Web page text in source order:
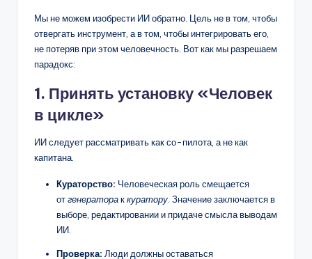
Мы не можем изобрести ИИ обратно. Цель не в том, чтобы
отвергать инструмент, а в том, чтобы интегрировать его,
не потеряв при этом человечность. Вот как мы разрешаем
парадокс:
1. Принять установку «Человек
в цикле»
ИИ следует рассматривать как со-пилота, а не как
капитана.
Кураторство: Человеческая роль смещается
отгенератораккуратору . Значение заключается в
выборе, редактировании и придаче смысла выводам
ИИ.
Проверка: Люди должны оставаться